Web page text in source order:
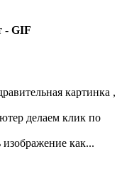
- GIF
картинка ,
делаем клик по
изображение как...